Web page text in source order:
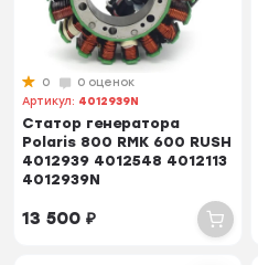
0
0 оценок
Артикул: 4012939N
Статор генератора
Polaris 800 RMK 600 RUSH
4012939 4012548 4012113
4012939N
13 500₽